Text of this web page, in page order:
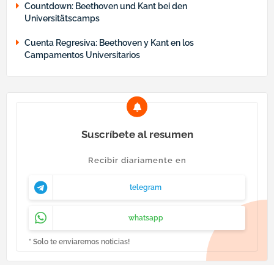
Countdown: Beethoven und Kant bei den
Universitätscamps
Cuenta Regresiva: Beethoven y Kant en los
Campamentos Universitarios
Suscríbete al resumen
Recibir diariamente en
telegram
whatsapp
* Solo te enviaremos noticias!